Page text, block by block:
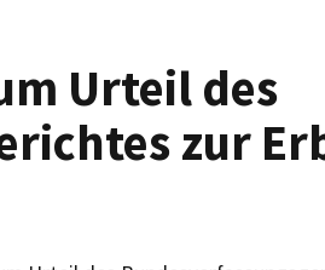
Urteil des
zur